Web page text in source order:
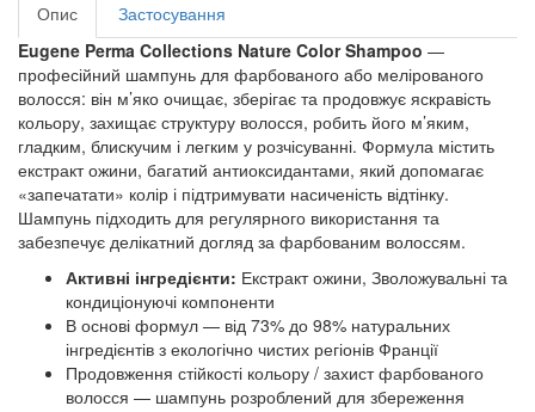
Опис
Застосування
Eugene Perma Collections Nature Color Shampoo —
професійний шампунь для фарбованого або мелірованого
волосся: він м’яко очищає, зберігає та продовжує яскравість
кольору, захищає структуру волосся, робить його м’яким,
гладким, блискучим і легким у розчісуванні. Формула містить
екстракт ожини, багатий антиоксидантами, який допомагає
«запечатати» колір і підтримувати насиченість відтінку.
Шампунь підходить для регулярного використання та
забезпечує делікатний догляд за фарбованим волоссям.
Активні інгредієнти: Екстракт ожини, Зволожувальні та
кондиціонуючі компоненти
В основі формул — від 73% до 98% натуральних
інгредієнтів з екологічно чистих регіонів Франції
Продовження стійкості кольору / захист фарбованого
волосся — шампунь розроблений для збереження